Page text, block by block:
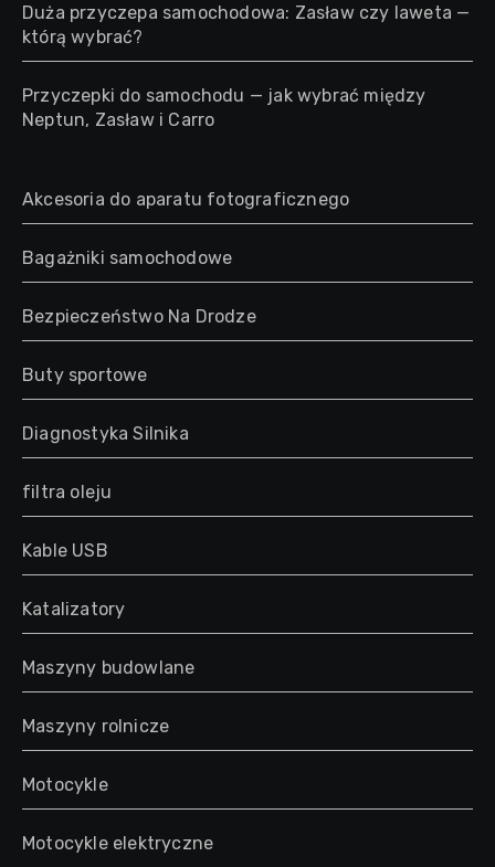
Duża przyczepa samochodowa: Zasław czy laweta —
którą wybrać?
Przyczepki do samochodu — jak wybrać między
Neptun, Zasław i Carro
Akcesoria do aparatu fotograficznego
Bagażniki samochodowe
Bezpieczeństwo Na Drodze
Buty sportowe
Diagnostyka Silnika
filtra oleju
Kable USB
Katalizatory
Maszyny budowlane
Maszyny rolnicze
Motocykle
Motocykle elektryczne